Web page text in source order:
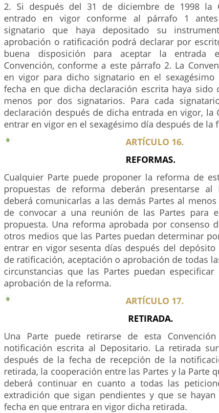
2. Si después del 31 de diciembre de 1998 la
entrado en vigor conforme al párrafo 1
signatario que haya depositado su
aprobación o ratificación podrá declarar por
buena disposición para aceptar la entrada
Convención, conforme a este párrafo 2. La
en vigor para dicho signatario en el
fecha en que dicha declaración escrita haya sido
menos por dos signatarios. Para cada
declaración después de dicha entrada en vigor, la
entrar en vigor en el sexagésimo día después de la
ARTÍCULO 16.
REFORMAS.
Cualquier Parte puede proponer la reforma de
propuestas de reforma deberán presentarse al
deberá comunicarlas a las demás Partes al
de convocar a una reunión de las Partes para
propuesta. Una reforma aprobada por consenso
otros medios que las Partes puedan determinar
entrar en vigor sesenta días después del
de ratificación, aceptación o aprobación de todas
circunstancias que las Partes puedan
aprobación de la reforma.
ARTÍCULO 17.
RETIRADA.
Una Parte puede retirarse de esta
notificación escrita al Depositario. La retirada
después de la fecha de recepción de la
retirada, la cooperación entre las Partes y la Parte
deberá continuar en cuanto a todas las
extradición que sigan pendientes y que se
fecha en que entrara en vigor dicha retirada.